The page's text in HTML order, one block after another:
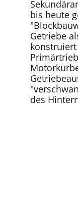
bis heute
Getriebe
des